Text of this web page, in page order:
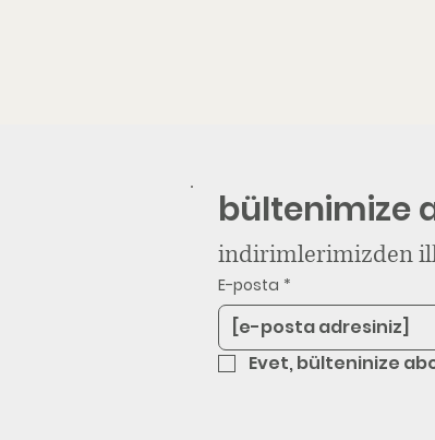
bültenimize
indirimlerimizden
E-posta *
Evet, bülteninize